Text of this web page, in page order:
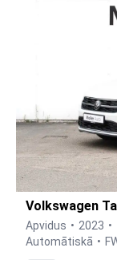
Volkswagen
Apvidus 2023
Automātiskā